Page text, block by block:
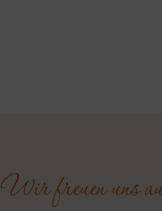
Wir freuen uns